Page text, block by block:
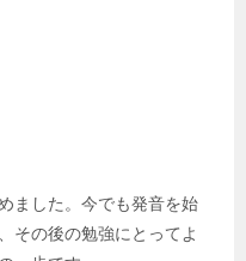
ました。今でも発音を始
その後の勉強にとってよ